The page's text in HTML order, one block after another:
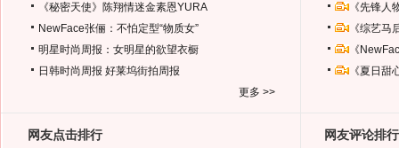
《秘密天使》陈翔情迷金素恩YURA
NewFace张俪：不怕定型“物质女”
明星时尚周报：女明星的欲望衣橱
日韩时尚周报 好莱坞街拍周报
更多 >>
《先锋
《综艺
《
《夏日
网友点击排行 网友评论排行